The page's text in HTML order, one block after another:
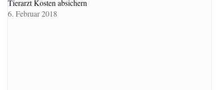
Tierarzt Kosten absichern
6. Februar 2018